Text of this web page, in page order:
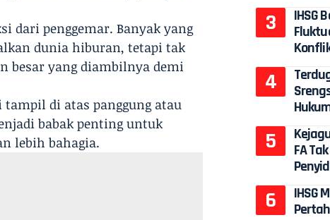
dari penggemar. Banyak yang
dunia hiburan, tetapi tak
besar yang diambilnya demi
di atas panggung atau
babak penting untuk
lebih bahagia.
IHSG
FA
IHSG